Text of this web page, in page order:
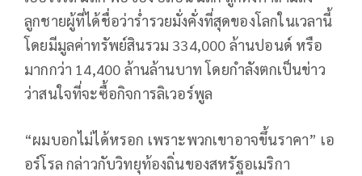
ลูกชายผู้ที่ได้ชื่อว่าร่ำรวยมั่งคั่งที่สุดของโลกในเวลานี้
โดยมีมูลค่าทรัพย์สินรวม 334,000 ล้านปอนด์ หรือ
มากกว่า 14,400 ล้านล้านบาท โดยกำลังตกเป็นข่าว
ว่าสนใจที่จะซื้อกิจการลิเวอร์พูล
“ผมบอกไม่ได้หรอก เพราะพวกเขาอาจขึ้นราคา” เอ
อร์โรล กล่าวกับวิทยุท้องถิ่นของสหรัฐอเมริกา